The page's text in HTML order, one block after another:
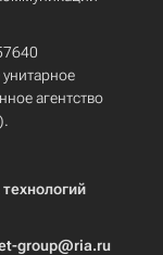
агентство
group@ria.ru